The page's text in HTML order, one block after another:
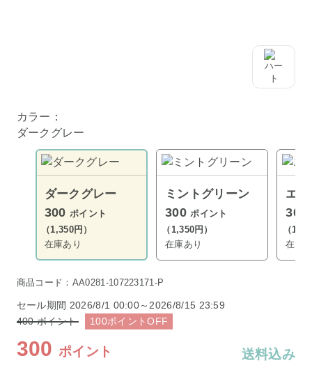
カラー：
ダークグレー
ダークグレー
300ポイント
（1,350円）
在庫あり
ミントグリーン
300ポイント
（1,350円）
在庫あり
エ
300
（
在庫
商品コード：AA0281-107223171-P
セール期間 2026/8/1 00:00～2026/8/15 23:59
400ポイント 100ポイントOFF
300ポイント 送料込み